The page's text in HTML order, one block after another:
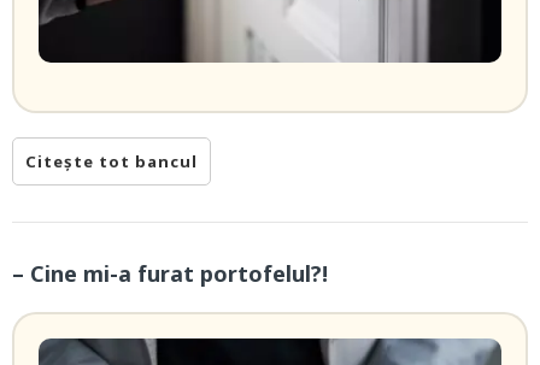
Citește tot bancul
– Cine mi-a furat portofelul?!